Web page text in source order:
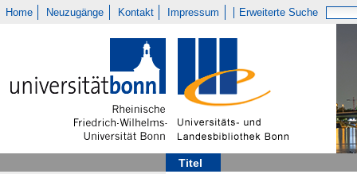
Home Neuzugänge Kontakt Impressum Erweiterte Suche
Titel